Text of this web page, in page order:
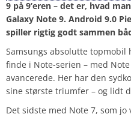
9 på 9’eren – det er, hvad
Galaxy Note 9. Android 9.0
spiller rigtig godt sammen
Samsungs absolutte
finde i Note-serien – med
avancerede. Her har den
sine største triumfer – og lidt
Det sidste med Note 7, som